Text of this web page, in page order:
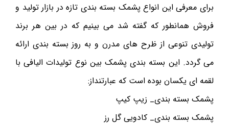
برای معرفی این انواع پشمک بسته بندی تازه در بازار تولید و
فروش همانطور که گفته شد می بینیم که در بین هر برند
تولیدی تنوعی از ظرح های مدرن و به روز بسته بندی ارائه
می گردد. این بسته بندی پشمک بین نوع تولیدات الیافی با
لقمه ای یکسان بوده است که عبارتنداز:
پشمک بسته بندی_ زیپ کیپ
پشمک بسته بندی_ کادویی گل رز